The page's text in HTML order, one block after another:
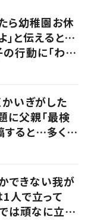
ら幼稚園お休
」と伝えると…
行動に「わか
かいぎがした
に父親「最検
すると…多くの
できない我が
人で立って
は頑なに立た